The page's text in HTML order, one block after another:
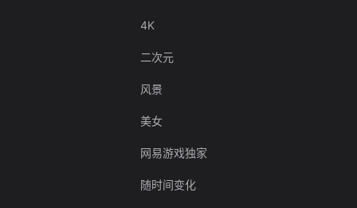
4K
二次元
风景
美女
网易游戏独家
随时间变化